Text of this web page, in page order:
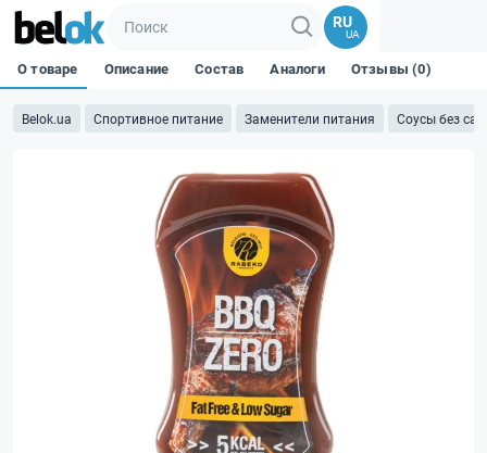
RU
UA
Belok.ua Спортивное питание Заменители питания Соусы без
О товаре Описание Состав Аналоги Отзывы (0)